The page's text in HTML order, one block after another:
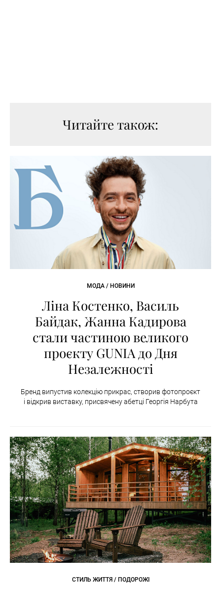
Читайте також:
МОДА / НОВИНИ
Ліна Костенко, Василь
Байдак, Жанна Кадирова
стали частиною великого
проєкту GUNIA до Дня
Незалежності
Бренд випустив колекцію прикрас, створив фотопроєкт
і відкрив виставку, присвячену абетці Георгія Нарбута
СТИЛЬ ЖИТТЯ / ПОДОРОЖІ